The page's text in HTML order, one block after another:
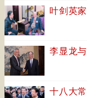
叶剑英
李显龙
十八大